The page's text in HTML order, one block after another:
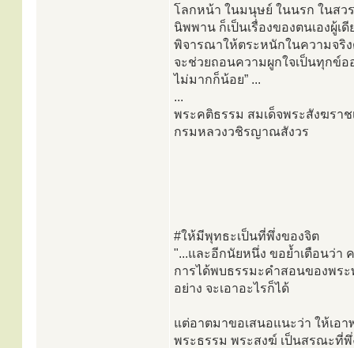
โลกหน้า ในมนุษย์ ในนรก ในสว
นิพพาน ก็เป็นเรื่องของตนเองผู้เ
พิจารณาให้ตระหนักในความจริ
จะช่วยถอนความผูกใจเป็นทุกข์อ
ไม่มากก็น้อย” ...
...
พระคติธรรม สมเด็จพระสังฆราช
กรมหลวงวชิรญาณสังวร
#ให้มีพุทธะเป็นที่พึ่งของจิต
"...และอีกนัยหนึ่ง ขอย้ำเตือนว่า
การได้พบธรรมะคำสอนของพร
อย่าง จะเอาอะไรก็ได้
แต่อาตมาขอเสนอแนะว่า ให้เอ
พระธรรม พระสงฆ์ เป็นสรณะที่